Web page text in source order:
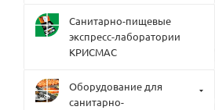
Санитарно-пищевые
экспресс-лаборатории
КРИСМАС
Оборудование для
санитарно-